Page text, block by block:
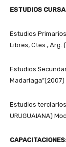
ESTUDIOS
Estudios
Libres, Ctes., Arg.
Estudios
Madariaga”(2007)
Estudios
URUGUAIANA)